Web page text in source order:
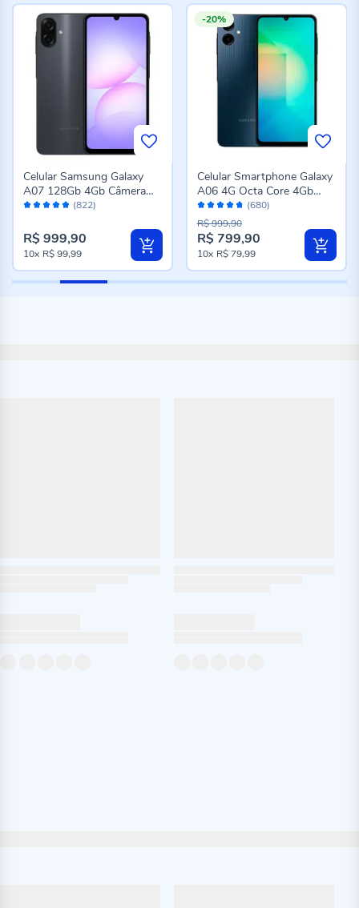
Avaliação: (822)
Celular Samsung Galaxy
A07 128Gb 4Gb Câmera
50Mp Tela 6.7 - PRETO
R$ 999,90
10x R$ 99,99
-20%
Avaliação:
94%
(680)
Celular Smartphone Galaxy
A06 4G Octa Core 4Gb
Ram 128Gb - Azul Escuro
Preço
especial
R$ 799,90
R$ 999,90
10x R$ 79,99